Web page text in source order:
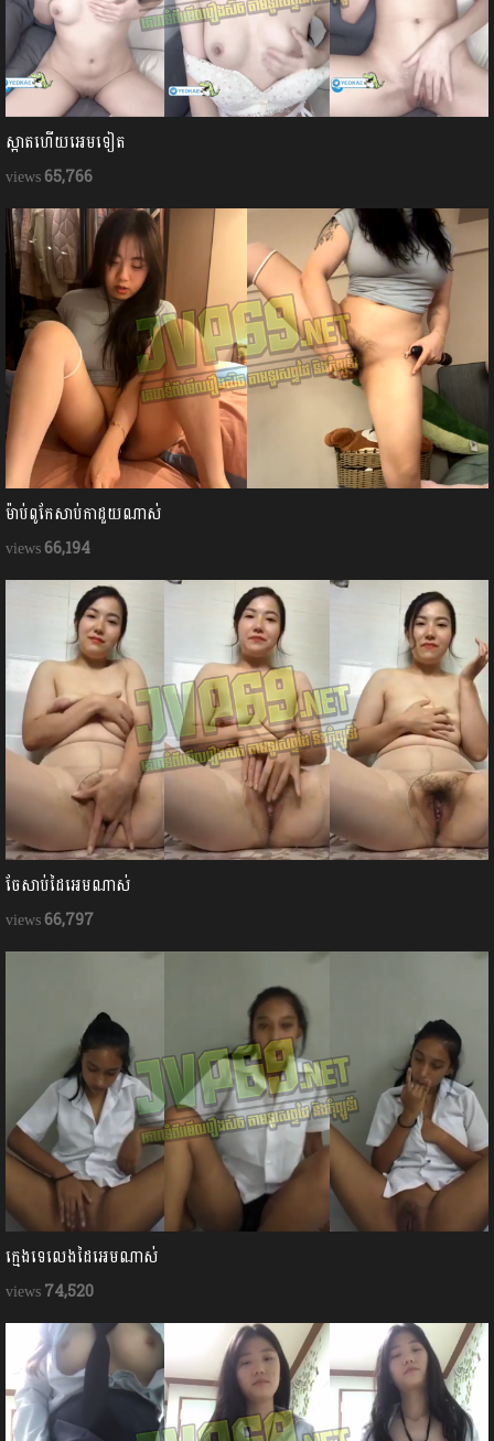
ស្អាតហើយអេមទៀត
65,766
ម៉ាប់ពូកែសាប់កាដួយណាស់
66,194
ចែសាប់ដៃអេមណាស់
66,797
ក្មេងទេលេងដៃអេមណាស់
74,520